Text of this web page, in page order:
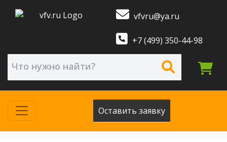
vfvru@ya.ru
+7 (499) 350-44-98
Оставить заявку